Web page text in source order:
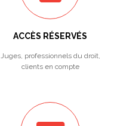
ACCÈS RÉSERVÉS
Juges, professionnels du droit,
clients en compte